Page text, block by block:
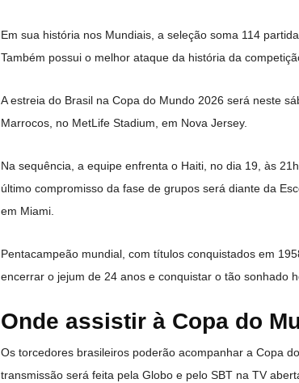
Em sua história nos Mundiais, a seleção soma 114
Também possui o melhor ataque da história da
A estreia do Brasil na Copa do Mundo 2026 será neste
Marrocos, no MetLife Stadium, em Nova Jersey.
Na sequência, a equipe enfrenta o Haiti, no dia 19, às
último compromisso da fase de grupos será diante da
em Miami.
Pentacampeão mundial, com títulos conquistados em
encerrar o jejum de 24 anos e conquistar o tão sonhado
Onde assistir à Copa do
Os torcedores brasileiros poderão acompanhar a Copa
transmissão será feita pela Globo e pelo SBT na TV